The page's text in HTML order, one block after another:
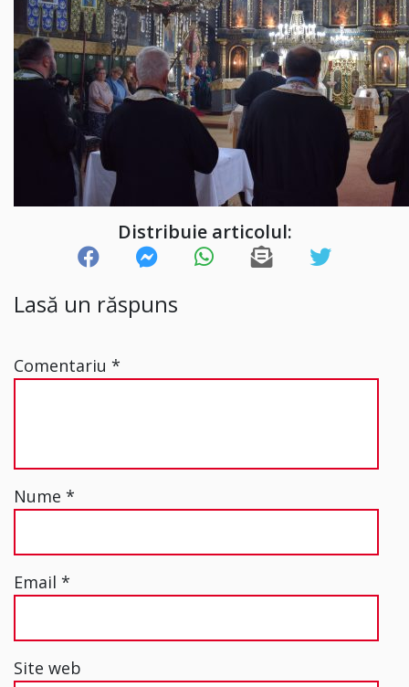
Distribuie articolul:
Lasă un răspuns
Comentariu *
Nume *
Email *
Site web